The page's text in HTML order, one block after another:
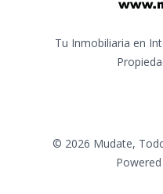
Tu Inmobiliaria en
© 2026 Mudate,